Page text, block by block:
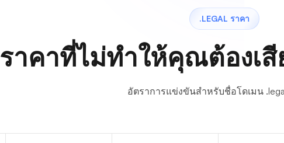
.LEGAL ราคา
ราคาที่ไม่ทำให้คุณต้องเสี
อัตราการแข่งขันสำหรับชื่อโดเมน